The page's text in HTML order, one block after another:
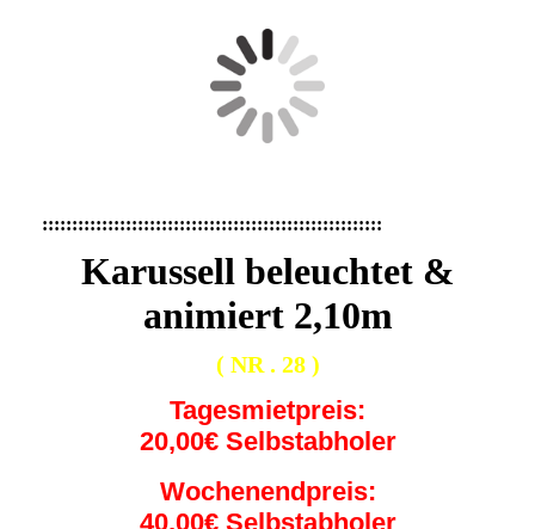
:::::::::::::::::::::::::::::::::::::::::::::::::::::::::
Karussell beleuchtet &
animiert 2,10m
( NR . 28 )
Tagesmietpreis:
20,00€ Selbstabholer
Wochenendpreis:
40,00€ Selbstabholer